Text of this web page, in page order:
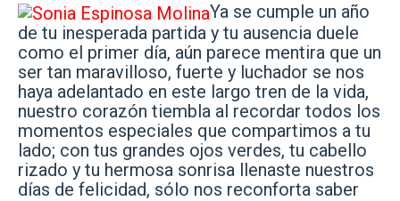
Ya se cumple un año
de tu inesperada partida y tu ausencia duele
como el primer día, aún parece mentira que un
ser tan maravilloso, fuerte y luchador se nos
haya adelantado en este largo tren de la vida,
nuestro corazón tiembla al recordar todos los
momentos especiales que compartimos a tu
lado; con tus grandes ojos verdes, tu cabello
rizado y tu hermosa sonrisa llenaste nuestros
días de felicidad, sólo nos reconforta saber